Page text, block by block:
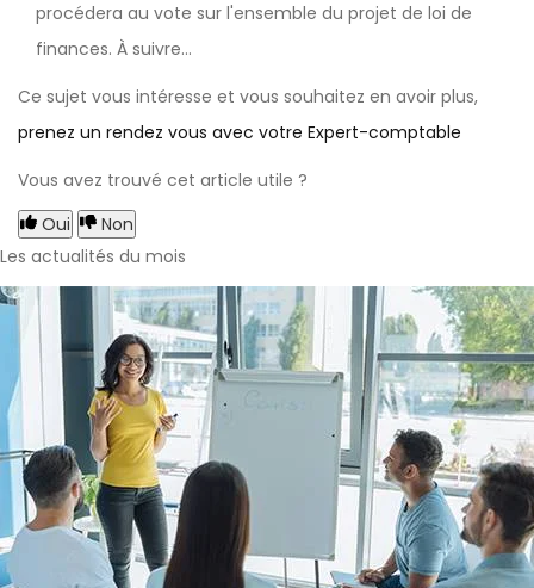
procédera au vote sur l'ensemble du projet de loi de
finances. À suivre…
Ce sujet vous intéresse et vous souhaitez en avoir plus,
prenez un rendez vous avec votre Expert-comptable
Vous avez trouvé cet article utile ?
Oui
Non
Les actualités du mois